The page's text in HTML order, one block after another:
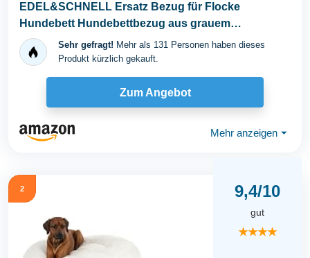
EDEL&SCHNELL Ersatz Bezug für Flocke
Hundebett Hundebettbezug aus grauem
Kuschelplüsch Bezüge...
Sehr gefragt! Mehr als 131 Personen haben dieses
Produkt kürzlich gekauft.
Zum Angebot
Mehr anzeigen ⏷
2 9,4/10
gut
★★★★